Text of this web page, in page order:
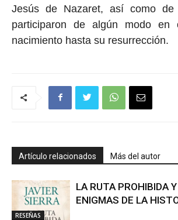
Jesús de Nazaret, así como
participaron de algún modo en
nacimiento hasta su resurrección.
Artículo relacionados Más del autor
RESEÑAS
LA RUTA PROHIBIDA
ENIGMAS DE LA